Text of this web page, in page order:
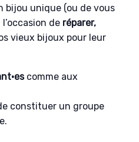
bijou unique (ou de vous
de réparer,
vieux bijoux pour leur
comme aux
constituer un groupe